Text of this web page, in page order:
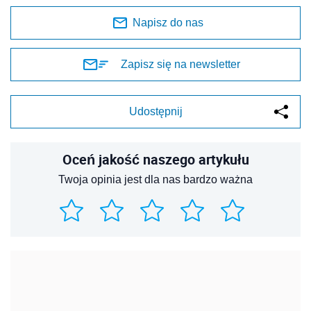
Napisz do nas
Zapisz się na newsletter
Udostępnij
Oceń jakość naszego artykułu
Twoja opinia jest dla nas bardzo ważna